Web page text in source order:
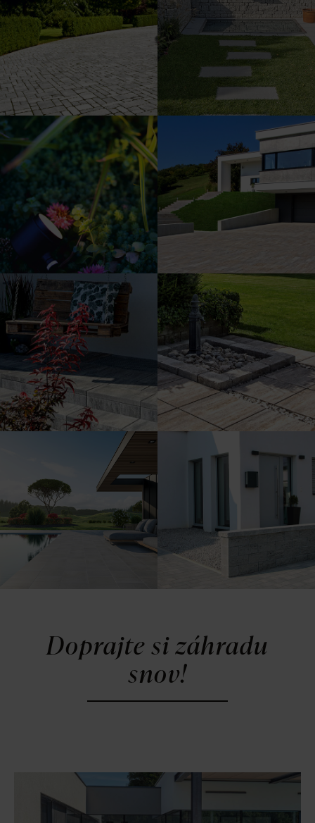
Výjazd. Prejazd. Vjazd.
Cesta domov.
Prejavte svoju kreativitu s
našimi plotovými a
múrovými tvárnicami.
Hry svetla dodajú vášmu
životu nádych výnimočnosti.
Stavte na pôsobivé farby – a
to aj pri príjazdovej ceste.
S našimi terasovými doskami
vám bude každý deň
pripomínať dovolenku.
Harmonická súhra dlažby a
zelene.
Čľup! Lemovanie bazéna
Doprajte si záhradu
snov!